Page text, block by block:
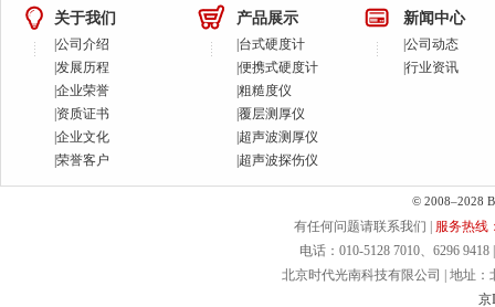
关于我们
公司介绍
发展历程
企业荣誉
资质证书
企业文化
荣誉客户
产品展示
台式硬度计
便携式硬度计
粗糙度仪
覆层测厚仪
超声波测厚仪
超声波探伤仪
新闻中心
公司动态
行业资讯
© 2008–2028
有任何问题请联系我们 | 服务热线
电话：010-5128 7010、6296 9418
北京时代光南科技有限公司 | 地址：
京